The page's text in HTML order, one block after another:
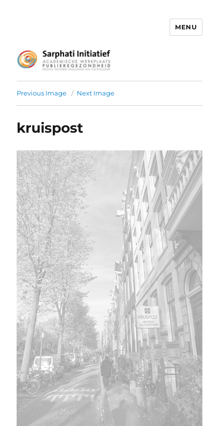
MENU
Previous Image Next Image
kruispost